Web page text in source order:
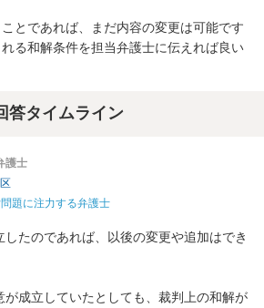
とであれば、まだ内容の変更は可能です
る和解条件を担当弁護士に伝えれば良い
答タイムライン
護士
題に注力する弁護士
たのであれば、以後の変更や追加はでき
成立していたとしても、裁判上の和解が